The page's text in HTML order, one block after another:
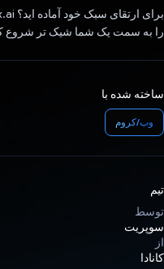
را به سمت یک شما شیک تر شروع
ساخته شده با
وب/کروم
تیم
توسط
سوپریت
از
کانادا